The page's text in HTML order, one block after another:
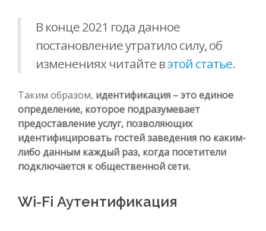
В конце 2021 года данное
постановление утратило силу, об
изменениях читайте вэтой статье.
Таким образом, идентификация – это единое
определение, которое подразумевает
предоставление услуг, позволяющих
идентифицировать гостей заведения по каким-
либо данным каждый раз, когда посетители
подключается к общественной сети.
Wi-Fi Аутентификация